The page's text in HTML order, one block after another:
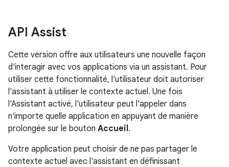
API Assist
Cette version offre aux utilisateurs une nouvelle façon
d'interagir avec vos applications via un assistant. Pour
utiliser cette fonctionnalité, l'utilisateur doit autoriser
l'assistant à utiliser le contexte actuel. Une fois
l'Assistant activé, l'utilisateur peut l'appeler dans
n'importe quelle application en appuyant de manière
prolongée sur le bouton Accueil.
Votre application peut choisir de ne pas partager le
contexte actuel avec l'assistant en définissant